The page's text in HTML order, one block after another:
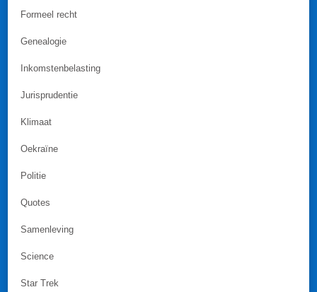
Formeel recht
Genealogie
Inkomstenbelasting
Jurisprudentie
Klimaat
Oekraïne
Politie
Quotes
Samenleving
Science
Star Trek